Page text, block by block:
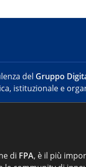
del Gruppo
istituzionale e
di FPA, è il più